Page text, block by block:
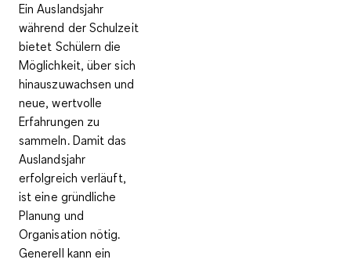
Ein Auslandsjahr
während der Schulzeit
bietet Schülern die
Möglichkeit, über sich
hinauszuwachsen und
neue, wertvolle
Erfahrungen zu
sammeln. Damit das
Auslandsjahr
erfolgreich verläuft,
ist eine gründliche
Planung und
Organisation nötig.
Generell kann ein